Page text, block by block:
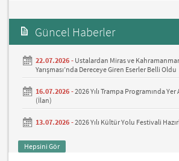
Güncel Haberler
22.07.2026 - Ustalardan Miras ve
Yarışması’nda Dereceye Giren Eserler Belli Oldu
16.07.2026 -2026 Yılı Trampa Programında
(İlan)
13.07.2026 -2026 Yılı Kültür Yolu Festivali
Hepsini Gör